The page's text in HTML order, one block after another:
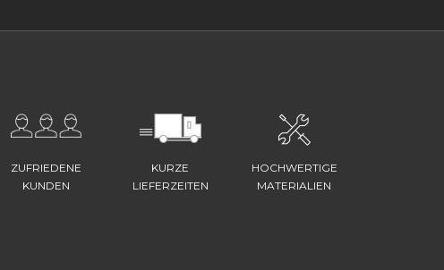
ZUFRIEDENE
KUNDEN
KURZE
LIEFERZEITEN
HOCHWERTIGE
MATERIALIEN